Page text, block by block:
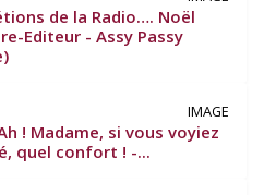
de la Radio…. Noël
Editeur - Assy Passy
IMAGE
Ah ! Madame, si vous voyiez
quel confort ! -...